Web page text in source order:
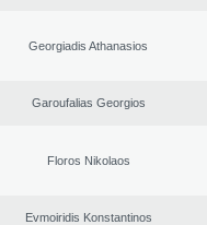
Georgiadis Athanasios
Garoufalias Georgios
Floros Nikolaos
Evmoiridis Konstantinos